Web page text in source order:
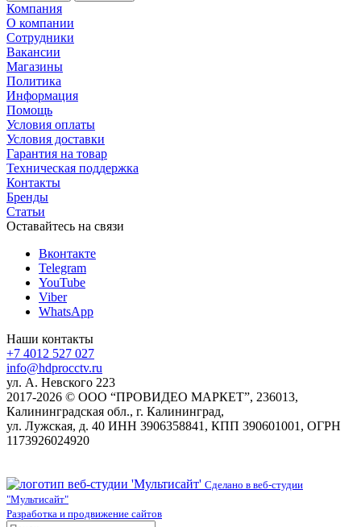
Компания
О компании
Сотрудники
Вакансии
Магазины
Политика
Информация
Помощь
Условия оплаты
Условия доставки
Гарантия на товар
Техническая поддержка
Контакты
Бренды
Статьи
Оставайтесь на связи
Вконтакте
Telegram
YouTube
Viber
WhatsApp
Наши контакты
+7 4012 527 027
info@hdprocctv.ru
ул. А. Невского 223
2017-2026 © ООО “ПРОВИДЕО МАРКЕТ”, 236013,
Калининградская обл., г. Калининград,
ул. Лужская, д. 40 ИНН 3906358841, КПП 390601001, ОГРН
1173926024920
Сделано в веб-студии
"Мультисайт"
Разработка и продвижение сайтов